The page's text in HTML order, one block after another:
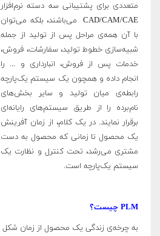
متعددی برای پشتیبانی سه دسته‌ نرم‌افزار
CAD/CAM/CAE می‌باشند، بلکه می‌توان
با آن همه‌ی مراحل پس از تولید از جمله
شبیه‌سازی خطوط تولید،‌ سفارشات، فروش،‌
خدمات پس از فروش، انبارداری و ... را
انجام داده و همچون یک سیستم یک‌پارچه
رابطه‌ی میان تولید و سایر بخش‌های
نام‌برده را از طریق سیستم‌های رایانه‌ای
برقرار نمایند. در یک کلام، از زمان آفرینش
یک محصول تا زمانی که محصول به دست
مشتری می‌رشد، تحت کنترل و نظارت یک
سیستم یک‌پارچه است.
PLM چیست؟
به چرخه‌ی زندگی یک محصول از زمان شکل